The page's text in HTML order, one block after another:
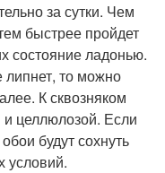
за сутки. Чем
быстрее пройдет
состояние ладонью.
липнет, то можно
К сквозняком
и целлюлозой. Если
будут сохнуть
условий.